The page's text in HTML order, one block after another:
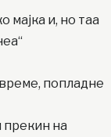
мајка и, но таа
попладне
прекин на